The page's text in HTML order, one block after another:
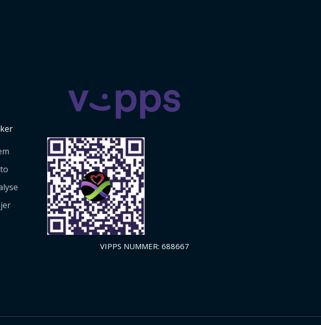
VIPPS NUMMER: 688667